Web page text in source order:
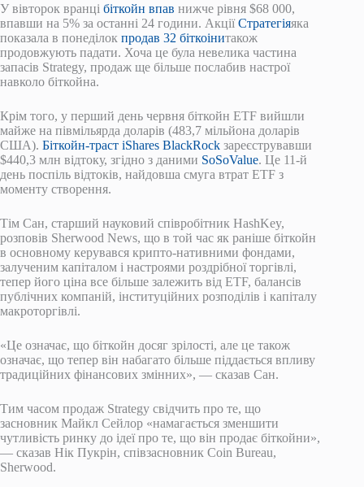
У вівторок вранці біткойн впав нижче рівня $68 000,
впавши на 5% за останні 24 години. АкціїСтратегіяяка
показала в понеділок продав 32 біткоінитакож
продовжують падати. Хоча це була невелика частина
запасів Strategy, продаж ще більше послабив настрої
навколо біткойна.
Крім того, у перший день червня біткойн ETF вийшли
майже на півмільярда доларів (483,7 мільйона доларів
США). Біткойн-траст iShares BlackRock зареєструвавши
$440,3 млн відтоку, згідно з даними SoSoValue. Це 11-й
день поспіль відтоків, найдовша смуга втрат ETF з
моменту створення.
Тім Сан, старший науковий співробітник HashKey,
розповів Sherwood News, що в той час як раніше біткойн
в основному керувався крипто-нативними фондами,
залученим капіталом і настроями роздрібної торгівлі,
тепер його ціна все більше залежить від ETF, балансів
публічних компаній, інституційних розподілів і капіталу
макроторгівлі.
«Це означає, що біткойн досяг зрілості, але це також
означає, що тепер він набагато більше піддається впливу
традиційних фінансових змінних», — сказав Сан.
Тим часом продаж Strategy свідчить про те, що
засновник Майкл Сейлор «намагається зменшити
чутливість ринку до ідеї про те, що він продає біткойни»,
— сказав Нік Пукрін, співзасновник Coin Bureau,
Sherwood.